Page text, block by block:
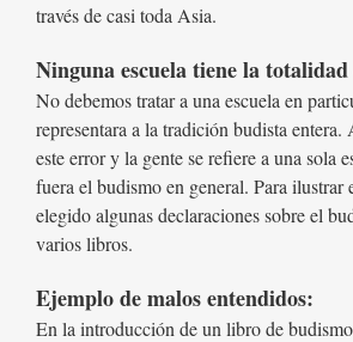
través de casi toda Asia.
Ninguna escuela tiene la
No debemos tratar a una escuela en
representara a la tradición budista entera.
este error y la gente se refiere a una sola
fuera el budismo en general. Para ilustrar
elegido algunas declaraciones sobre el
varios libros.
Ejemplo de malos entendidos:
En la introducción de un libro de